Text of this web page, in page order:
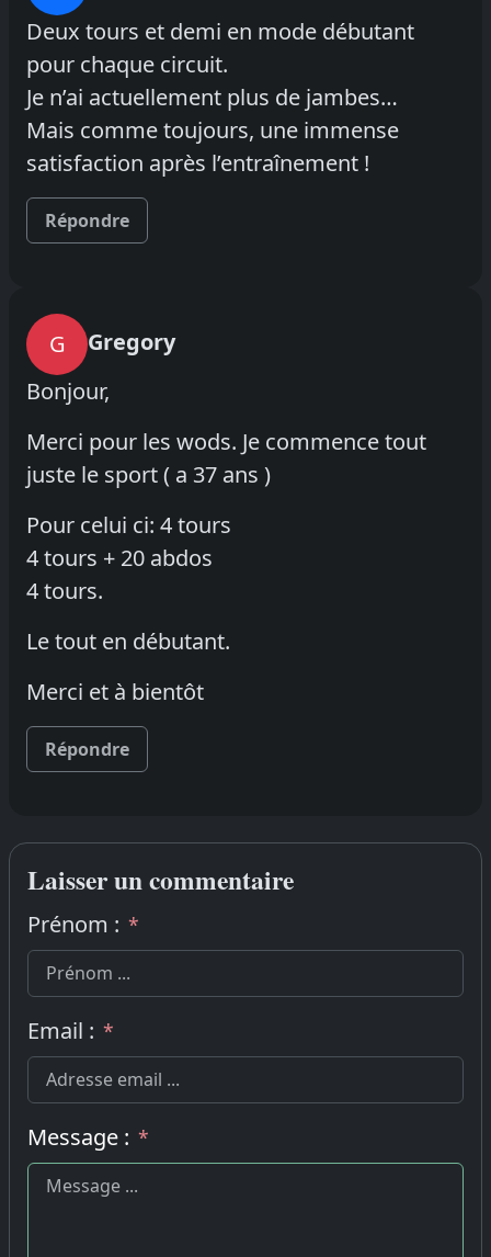
Deux tours et demi en mode débutant
pour chaque circuit.
Je n’ai actuellement plus de jambes…
Mais comme toujours, une immense
satisfaction après l’entraînement !
Répondre
G
Gregory
Bonjour,
Merci pour les wods. Je commence tout
juste le sport ( a 37 ans )
Pour celui ci: 4 tours
4 tours + 20 abdos
4 tours.
Le tout en débutant.
Merci et à bientôt
Répondre
Laisser un commentaire
Prénom : *
Email : *
Message : *